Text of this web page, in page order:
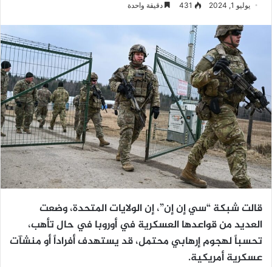
يوليو 1, 2024 431 دقيقة واحدة
قالت شبكة “سي إن إن”، إن الولايات المتحدة، وضعت
العديد من قواعدها العسكرية في أوروبا في حال تأهب،
تحسباً لهجوم إرهابي محتمل، قد يستهدف أفراداً أو منشآت
عسكرية أمريكية.